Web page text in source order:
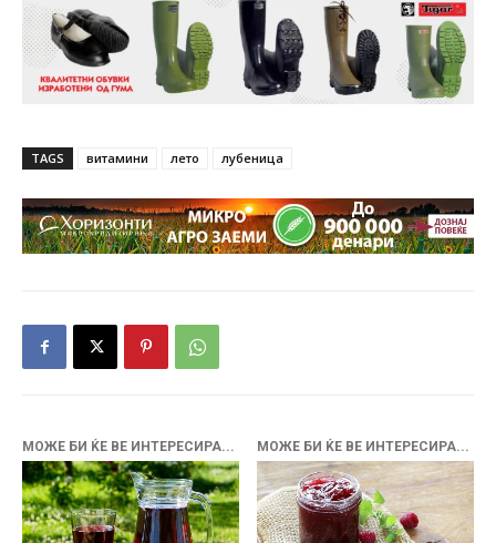
TAGS витамини лето лубеница
МОЖЕ БИ ЌЕ ВЕ ИНТЕРЕСИРА... МОЖЕ БИ ЌЕ ВЕ ИНТЕРЕСИРА...